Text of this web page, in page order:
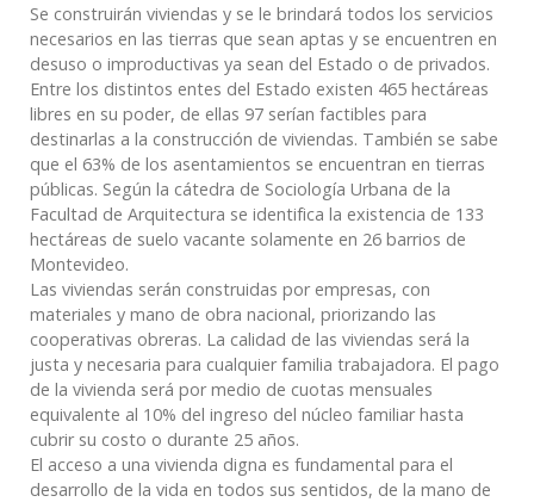
Se construirán viviendas y se le brindará todos los servicios
necesarios en las tierras que sean aptas y se encuentren en
desuso o improductivas ya sean del Estado o de privados.
Entre los distintos entes del Estado existen 465 hectáreas
libres en su poder, de ellas 97 serían factibles para
destinarlas a la construcción de viviendas. También se sabe
que el 63% de los asentamientos se encuentran en tierras
públicas. Según la cátedra de Sociología Urbana de la
Facultad de Arquitectura se identifica la existencia de 133
hectáreas de suelo vacante solamente en 26 barrios de
Montevideo.
Las viviendas serán construidas por empresas, con
materiales y mano de obra nacional, priorizando las
cooperativas obreras. La calidad de las viviendas será la
justa y necesaria para cualquier familia trabajadora. El pago
de la vivienda será por medio de cuotas mensuales
equivalente al 10% del ingreso del núcleo familiar hasta
cubrir su costo o durante 25 años.
El acceso a una vivienda digna es fundamental para el
desarrollo de la vida en todos sus sentidos, de la mano de